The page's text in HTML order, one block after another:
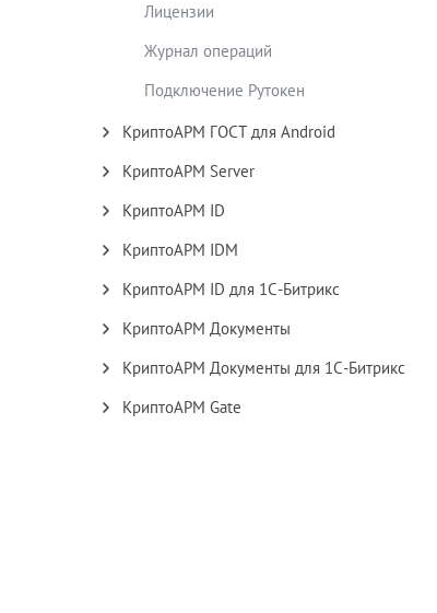
КриптоАРМ Server
КриптоАРМ ID
КриптоАРМ IDM
КриптоАРМ ID для 1С-Битрикс
КриптоАРМ Документы
КриптоАРМ Документы для 1С-Битрикс
КриптоАРМ Gate
КриптоАРМ ГОСТ для Android
Лицензии
Журнал операций
Подключение Рутокен